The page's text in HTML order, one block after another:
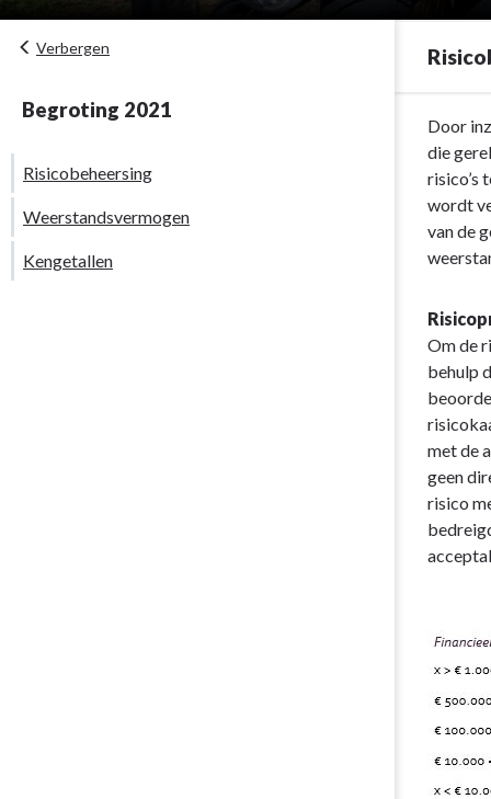
Verbergen
Begroting 2021
Risicobeheersing
Weerstandsvermogen
Kengetallen
Terug
navigatie
Paragraaf
Door
die
risico’s
wordt
van de
Om de
behulp
met de
geen
risico